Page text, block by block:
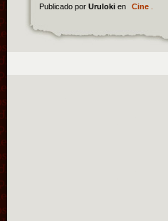
Publicado por Uruloki en Cine.